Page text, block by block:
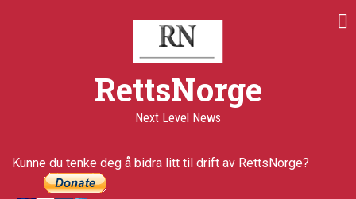
RettsNorge
Next Level News
Kunne du tenke deg å bidra litt til drift av RettsNorge?